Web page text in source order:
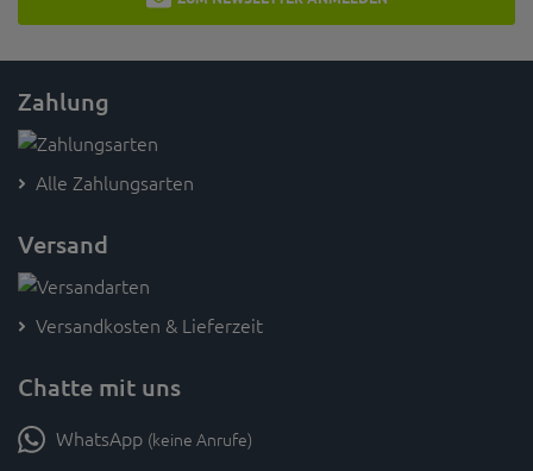
Zahlung
Alle Zahlungsarten
Versand
Versandkosten & Lieferzeit
Chatte mit uns
WhatsApp (keine Anrufe)